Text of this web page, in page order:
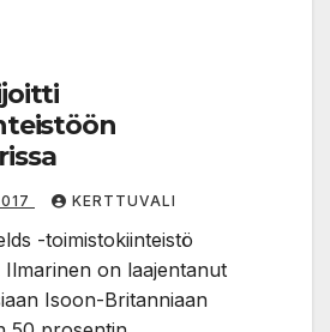
KERTTUVALI
-toimistokiinteistö
Ilmarinen on laajentanut
Isoon-Britanniaan